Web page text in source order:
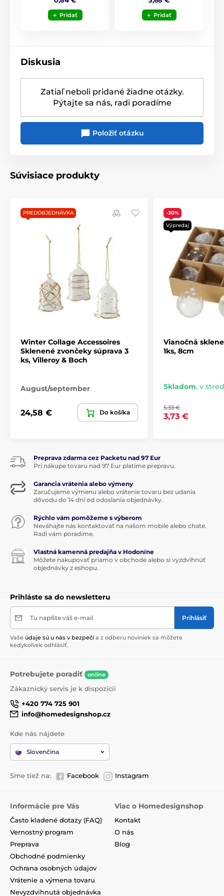
Pridať Pridať
Diskusia
Zatiaľ neboli pridané žiadne otázky.
Pýtajte sa nás, radi poradíme
Položiť otázku
Súvisiace produkty
PREDOBJEDNÁVKA
Winter Collage Accessoires
Sklenené zvončeky súprava 3
ks, Villeroy & Boch
August/september
24,58 € Do košíka
-30%
Výpredaj
Vianočná
1ks, 8cm
Skladom, v
5,33 €
3,73 €
Preprava zdarma cez Packetu nad 97 Eur
Pri nákupe tovaru nad 97 Eur platíme prepravu.
Garancia vrátenia alebo výmeny
Zaručujeme výmenu alebo vrátenie tovaru bez udania
dôvodu do 14 dní od odoslania objednávky.
Rýchlo vám pomôžeme s výberom
Neváhajte nás kontaktovať na našom mobile alebo chate.
Radi vám poradíme.
Vlastná kamenná predajňa v Hodoníne
Môžete nakupovať priamo v obchode alebo si vyzdvihnúť
objednávky z eshopu.
Prihláste sa do newsletteru
Tu napíšte váš e-mail Prihlásiť
Vaše údaje sú u nás v bezpečí a z odberu noviniek sa môžete
kedykoľvek odhlásiť.
Potrebujete poradiť online
Zákaznický servis je k dispozícii
+420 774 725 901
info@homedesignshop.cz
Kde nás nájdete
Slovenčina
Sme tiež na: Facebook Instagram
Informácie pre Vás
Často kladené dotazy (FAQ)
Vernostný program
Preprava
Obchodné podmienky
Ochrana osobných údajov
Vrátenie a výmena tovaru
Nevyzdvihnutá objednávka
Viac o Homedesignshop
Kontakt
O nás
Blog